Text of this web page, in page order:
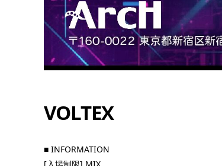
VOLTEX
■ INFORMATION
イト
12
8月
8:00 PM - 8:00
QUEEN’S LOUNGE